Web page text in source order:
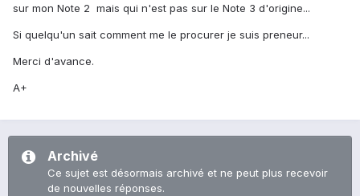
sur mon Note 2 mais qui n'est pas sur le Note 3 d'origine...
Si quelqu'un sait comment me le procurer je suis preneur...
Merci d'avance.
A+
Archivé
Ce sujet est désormais archivé et ne peut plus recevoir
de nouvelles réponses.